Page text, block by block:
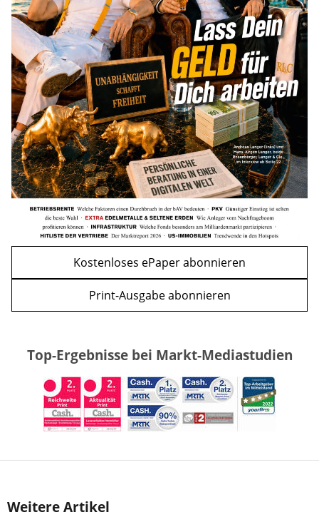
WEITERE ARTIKEL
zurückweiter
Mütterrente III Tabelle: So viel Renten-
Nachzahlung ist pro Kind möglich
mehr
Kostenloses ePaper abonnieren
Print-Ausgabe abonnieren
Top-Ergebnisse bei Markt-Mediastudien
Weitere Artikel